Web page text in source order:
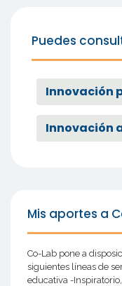
Puedes
Innovación
Innovación
Mis aportes a
Co-Lab pone a
siguientes líneas de
educativa -